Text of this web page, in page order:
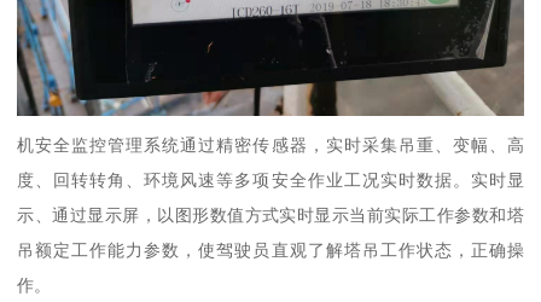
机安全监控管理系统通过精密传感器，实时采集吊重、变幅、高
度、回转转角、环境风速等多项安全作业工况实时数据。实时显
示、通过显示屏，以图形数值方式实时显示当前实际工作参数和塔
吊额定工作能力参数，使驾驶员直观了解塔吊工作状态，正确操
作。